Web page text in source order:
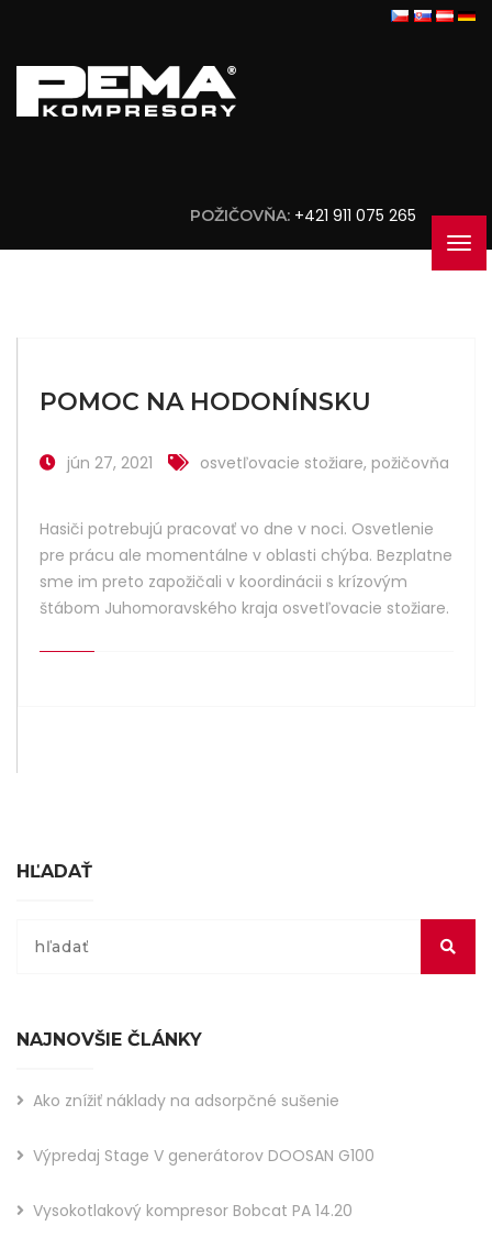
POŽIČOVŇA: +421 911 075 265
POMOC NA HODONÍNSKU
jún 27, 2021 osvetľovacie stožiare, požičovňa
Hasiči potrebujú pracovať vo dne v noci. Osvetlenie
pre prácu ale momentálne v oblasti chýba. Bezplatne
sme im preto zapožičali v koordinácii s krízovým
štábom Juhomoravského kraja osvetľovacie stožiare.
HĽADAŤ
NAJNOVŠIE ČLÁNKY
Ako znížiť náklady na adsorpčné sušenie
Výpredaj Stage V generátorov DOOSAN G100
Vysokotlakový kompresor Bobcat PA 14.20